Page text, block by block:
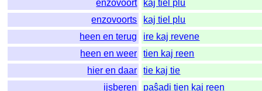
enzovoort
kaj tiel plu
enzovoorts
kaj tiel plu
heen en terug
ire kaj revene
heen en weer
tien kaj reen
hier en daar
tie kaj tie
ijsberen
paŝadi tien kaj reen